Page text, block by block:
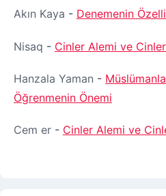
Akın Kaya - Denemenin
Nisaq - Cinler Alemi ve
Hanzala Yaman -
Öğrenmenin Önemi
Cem er - Cinler Alemi ve